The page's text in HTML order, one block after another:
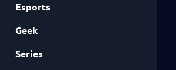
Esports
Geek
Series